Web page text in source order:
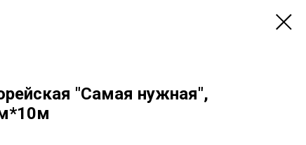
"Самая нужная",